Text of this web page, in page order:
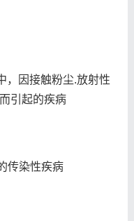
，因接触粉尘.放射性
引起的疾病
传染性疾病